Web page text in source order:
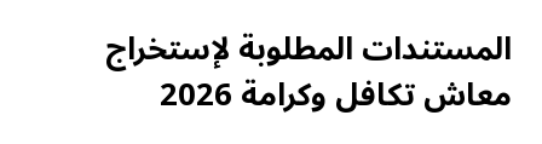
المستندات المطلوبة لإستخراج
معاش تكافل وكرامة 2026